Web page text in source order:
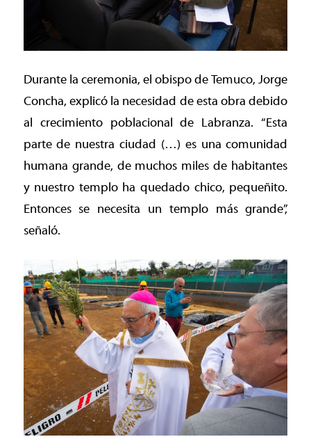
Durante la ceremonia, el obispo de Temuco, Jorge
Concha, explicó la necesidad de esta obra debido
al crecimiento poblacional de Labranza. “Esta
parte de nuestra ciudad (…) es una comunidad
humana grande, de muchos miles de habitantes
y nuestro templo ha quedado chico, pequeñito.
Entonces se necesita un templo más grande”,
señaló.